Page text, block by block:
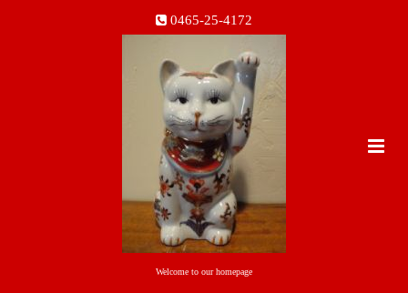
0465-25-4172
Welcome to our homepage